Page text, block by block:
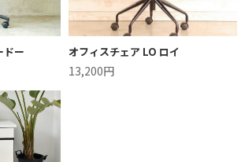
ドー オフィスチェア LO ロイ
13,200円